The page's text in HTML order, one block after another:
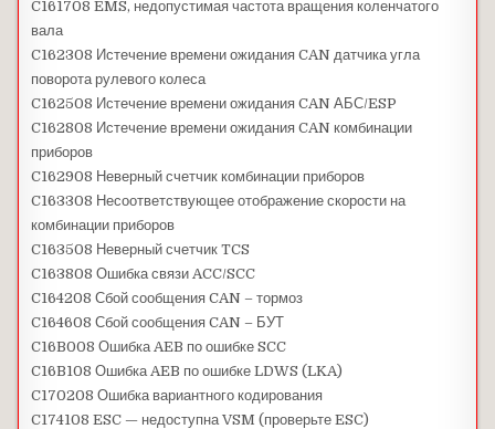
C161708 EMS, недопустимая частота вращения коленчатого
вала
C162308 Истечение времени ожидания CAN датчика угла
поворота рулевого колеса
C162508 Истечение времени ожидания CAN АБС/ESP
C162808 Истечение времени ожидания CAN комбинации
приборов
C162908 Неверный счетчик комбинации приборов
C163308 Несоответствующее отображение скорости на
комбинации приборов
C163508 Неверный счетчик TCS
C163808 Ошибка связи ACC/SCC
C164208 Сбой сообщения CAN – тормоз
C164608 Сбой сообщения CAN – БУТ
C16B008 Ошибка AEB по ошибке SCC
C16B108 Ошибка AEB по ошибке LDWS (LKA)
C170208 Ошибка вариантного кодирования
C174108 ESC — недоступна VSM (проверьте ESC)